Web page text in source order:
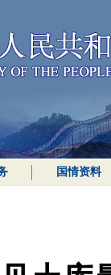
国情资料